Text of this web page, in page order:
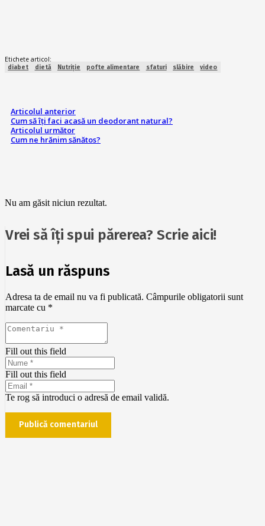
Etichete articol:
diabet dietă Nutriție pofte alimentare sfaturi slăbire video
Articolul anterior
Cum să îți faci acasă un deodorant natural?
Articolul următor
Cum ne hrănim sănătos?
Nu am găsit niciun rezultat.
Vrei să îți spui părerea? Scrie aici!
Lasă un răspuns
Adresa ta de email nu va fi publicată. Câmpurile obligatorii sunt
marcate cu *
Fill out this field
Fill out this field
Te rog să introduci o adresă de email validă.
Publică comentariul